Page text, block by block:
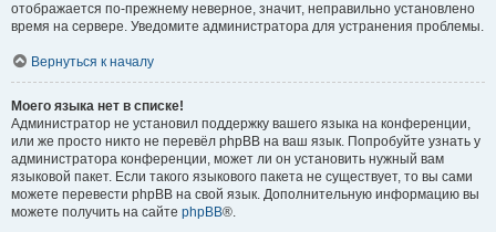
отображается по-прежнему неверное, значит, неправильно установлено
время на сервере. Уведомите администратора для устранения проблемы.
Вернуться к началу
Моего языка нет в списке!
Администратор не установил поддержку вашего языка на конференции,
или же просто никто не перевёл phpBB на ваш язык. Попробуйте узнать у
администратора конференции, может ли он установить нужный вам
языковой пакет. Если такого языкового пакета не существует, то вы сами
можете перевести phpBB на свой язык. Дополнительную информацию вы
можете получить на сайте phpBB®.